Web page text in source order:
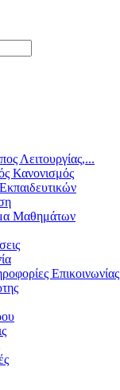
Λειτουργίας,...
Κανονισμός
Μαθημάτων
Επικοινωνίας